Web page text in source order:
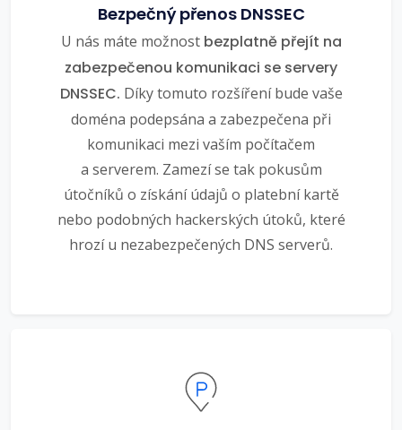
Bezpečný přenos DNSSEC
U nás máte možnost bezplatně přejít na
zabezpečenou komunikaci se servery
DNSSEC. Díky tomuto rozšíření bude vaše
doména podepsána a zabezpečena při
komunikaci mezi vaším počítačem
a serverem. Zamezí se tak pokusům
útočníků o získání údajů o platební kartě
nebo podobných hackerských útoků, které
hrozí u nezabezpečených DNS serverů.